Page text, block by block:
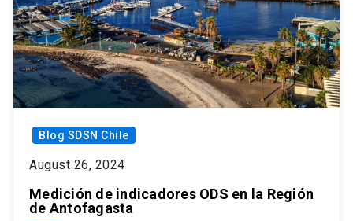
Blog SDSN Chile
August 26, 2024
Medición de indicadores ODS en la Región
de Antofagasta